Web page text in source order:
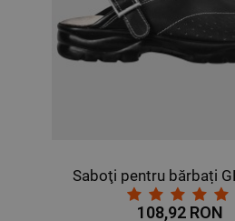
84,72 RON